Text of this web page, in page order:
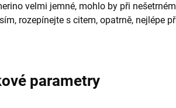
velmi jemné, mohlo by při
rozepínejte s citem, opatrně, nejlépe
parametry